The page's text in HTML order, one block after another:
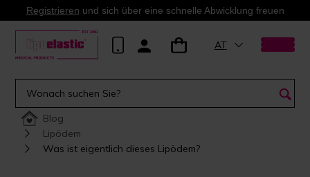
Registrieren und sich über eine schnelle Abwicklung freuen
AT
Blog
Lipödem
Was ist eigentlich dieses Lipödem?